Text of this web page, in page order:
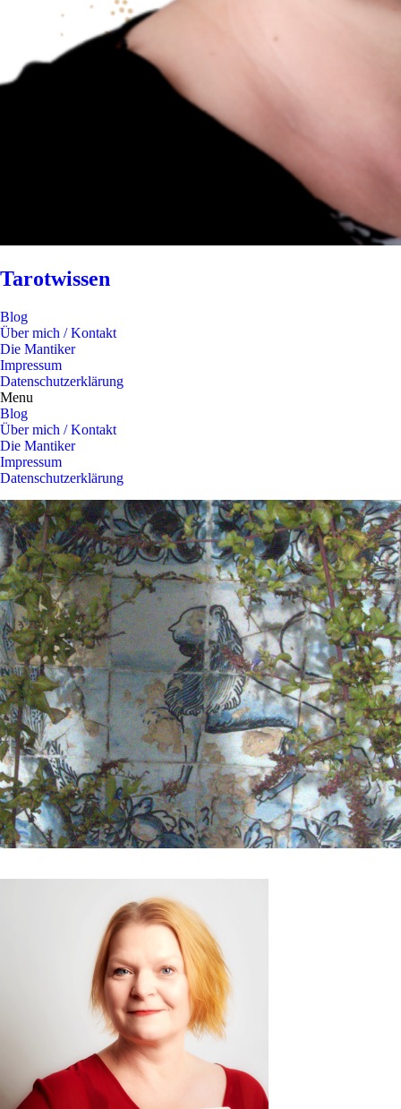
Tarotwissen
Blog
Über mich / Kontakt
Die Mantiker
Impressum
Datenschutzerklärung
Menu
Blog
Über mich / Kontakt
Die Mantiker
Impressum
Datenschutzerklärung